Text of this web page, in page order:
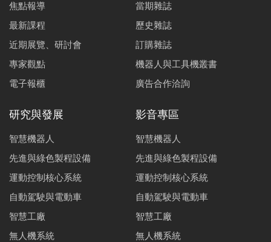
焦點報導
最新課程
近期展覽、研討會
專家觀點
電子報櫃
當期雜誌
歷史雜誌
訂購雜誌
機器人與工具機叢書
廣告合作洽詢
研究與發展
智慧機器人
先進與綠色製程設備
運動控制核心系統
自動駕駛與電動車
智慧工廠
無人機系統
影音專區
智慧機器人
先進與綠色製程設備
運動控制核心系統
自動駕駛與電動車
智慧工廠
無人機系統